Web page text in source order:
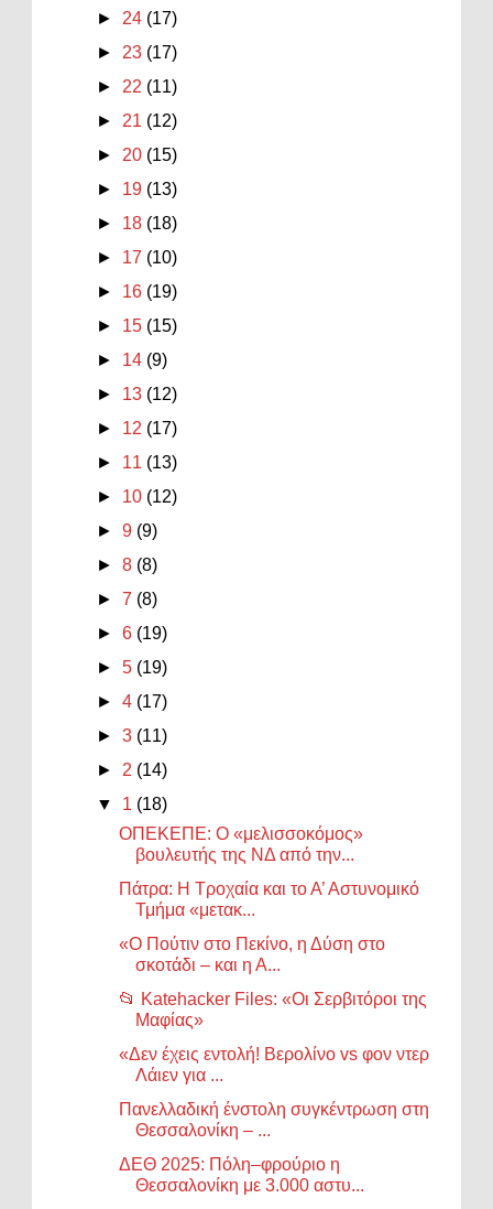
► 24 (17)
► 23 (17)
► 22 (11)
► 21 (12)
► 20 (15)
► 19 (13)
► 18 (18)
► 17 (10)
► 16 (19)
► 15 (15)
► 14 (9)
► 13 (12)
► 12 (17)
► 11 (13)
► 10 (12)
►9 (9)
►8 (8)
►7 (8)
►6 (19)
►5 (19)
►4 (17)
►3 (11)
► 2 (14)
▼ 1 (18)
ΟΠΕΚΕΠΕ: Ο «μελισσοκόμος»
βουλευτής της ΝΔ από την...
Πάτρα: Η Τροχαία και το Α’ Αστυνομικό
Τμήμα «μετακ...
«Ο Πούτιν στο Πεκίνο, η Δύση στο
σκοτάδι – και η Α...
📂 Katehacker Files: «Οι Σερβιτόροι της
Μαφίας»
«Δεν έχεις εντολή! Βερολίνο vs φον ντερ
Λάιεν για ...
Πανελλαδική ένστολη συγκέντρωση στη
Θεσσαλονίκη – ...
ΔΕΘ 2025: Πόλη–φρούριο η
Θεσσαλονίκη με 3.000 αστυ...